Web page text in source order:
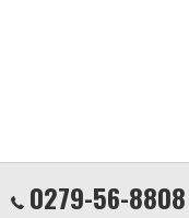
0279-56-8808